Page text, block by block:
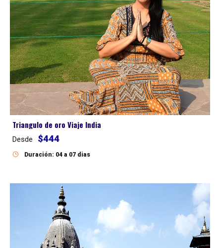
Triangulo de oro Viaje India
Desde $444
Duración: 04 a 07 dias